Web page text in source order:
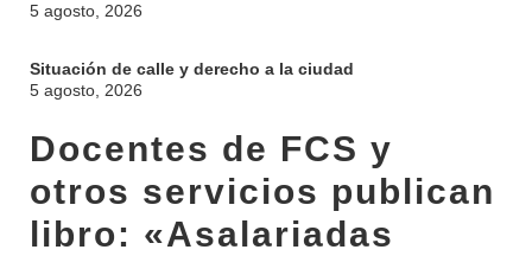
5 agosto, 2026
Situación de calle y derecho a la ciudad
5 agosto, 2026
Docentes de FCS y
otros servicios publican
libro: «Asalariadas